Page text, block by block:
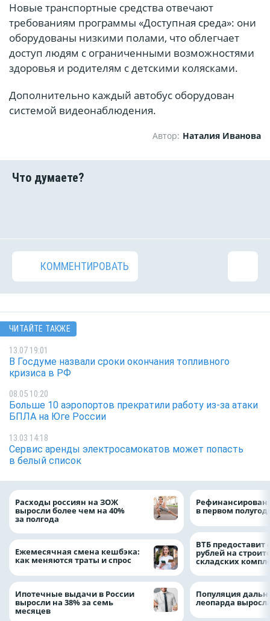
Новые транспортные средства отвечают
требованиям программы «Доступная среда»: они
оборудованы низкими полами, что облегчает
доступ людям с ограниченными возможностями
здоровья и родителям с детскими колясками.
Дополнительно каждый автобус оборудован
системой видеонаблюдения.
Автор: Наталия Иванова
КОММЕНТИРОВАТЬ
ЧИТАЙТЕ ТАКЖЕ
13.07 19:01
В Госдуме назвали сроки окончания топливного
кризиса в РФ
08.05 10:20
Больше 10 аэропортов прекратили работу из-за атаки
БПЛА на Юге России
13.03 14:18
Сервис аренды электросамокатов может попасть
в белый список
Расходы россиян на ЗОЖ
выросли более чем на 40%
за полгода
Ежемесячная смена кешбэка:
как меняются траты и спрос
Ипотечные выдачи в России
выросли на 38% за семь
месяцев
в первом
ВТБ предоставит
рублей на
складских
Популяция
леопарда